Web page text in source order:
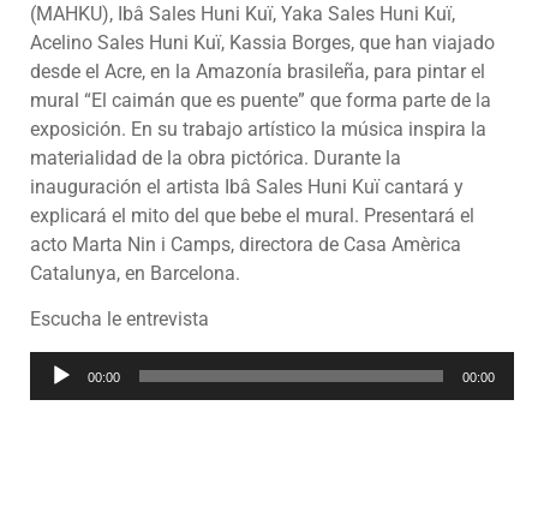
(MAHKU), Ibâ Sales Huni Kuï, Yaka Sales Huni Kuï,
Acelino Sales Huni Kuï, Kassia Borges, que han viajado
desde el Acre, en la Amazonía brasileña, para pintar el
mural “El caimán que es puente” que forma parte de la
exposición. En su trabajo artístico la música inspira la
materialidad de la obra pictórica. Durante la
inauguración el artista Ibâ Sales Huni Kuï cantará y
explicará el mito del que bebe el mural. Presentará el
acto Marta Nin i Camps, directora de Casa Amèrica
Catalunya, en Barcelona.
Escucha le entrevista
Reproductor
00:00 00:00